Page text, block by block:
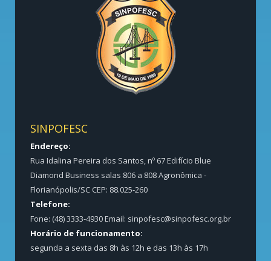
SINPOFESC
Endereço:
Rua Idalina Pereira dos Santos, nº 67 Edifício Blue
Diamond Business salas 806 a 808 Agronômica -
Florianópolis/SC CEP: 88.025-260
Telefone:
Fone: (48) 3333-4930 Email: sinpofesc@sinpofesc.org.br
Horário de funcionamento:
segunda a sexta das 8h às 12h e das 13h às 17h